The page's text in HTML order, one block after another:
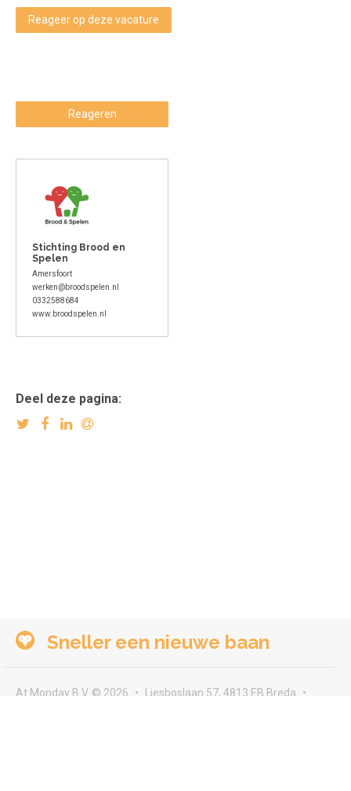
Reageer op deze vacature
Reageren
Stichting Brood en
Spelen
Amersfoort
werken@broodspelen.nl
0332588684
www.broodspelen.nl
Deel deze pagina:
Sneller een nieuwe baan
At Monday B.V. © 2026
Liesboslaan 57, 4813 EB Breda